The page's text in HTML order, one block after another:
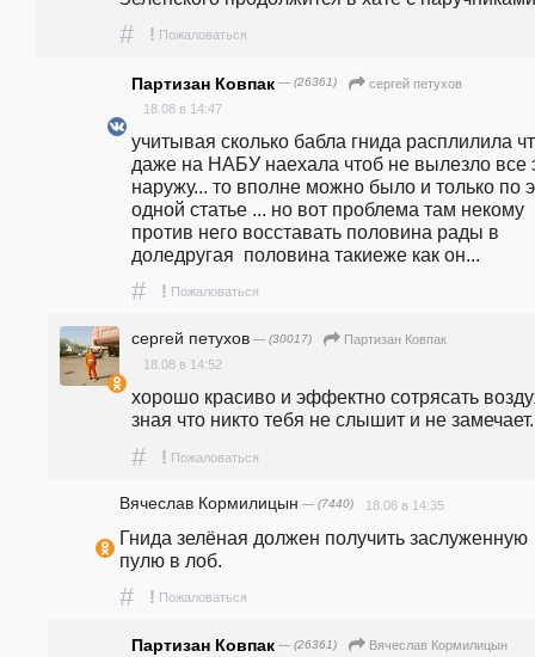
# ! Пожаловаться
Партизан Ковпак — (26361)
сергей петухов
18.08 в 14:47
учитывая сколько бабла гнида расплилила
даже на НАБУ наехала чтоб не вылезло все
наружу... то вполне можно было и только по
одной статье ... но вот проблема там некому
против него восставать половина рады в
доледругая  половина такиеже как он...
# ! Пожаловаться
сергей петухов — (30017)
Партизан Ковпак
18.08 в 14:52
хорошо красиво и эффектно сотрясать
зная что никто тебя не слышит и не
# ! Пожаловаться
Вячеслав Кормилицын — (7440) 18.08 в 14:35
Гнида зелёная должен получить заслуженную
пулю в лоб.
# ! Пожаловаться
Партизан Ковпак — (26361)
Вячеслав Кормилицын